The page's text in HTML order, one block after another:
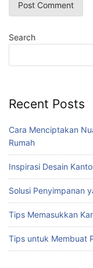
Search
Recent Posts
Cara Menciptakan
Rumah
Inspirasi Desain
Solusi Penyimpanan
Tips Memasukkan
Tips untuk Membuat